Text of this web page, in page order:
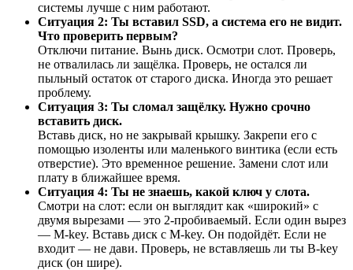
системы лучше с ним работают.
Ситуация 2: Ты вставил SSD, а система его не видит.
Что проверить первым?
Отключи питание. Вынь диск. Осмотри слот. Проверь,
не отвалилась ли защёлка. Проверь, не остался ли
пыльный остаток от старого диска. Иногда это решает
проблему.
Ситуация 3: Ты сломал защёлку. Нужно срочно
вставить диск.
Вставь диск, но не закрывай крышку. Закрепи его с
помощью изоленты или маленького винтика (если есть
отверстие). Это временное решение. Замени слот или
плату в ближайшее время.
Ситуация 4: Ты не знаешь, какой ключ у слота.
Смотри на слот: если он выглядит как «широкий» с
двумя вырезами — это 2-пробиваемый. Если один вырез
— M-key. Вставь диск с M-key. Он подойдёт. Если не
входит — не дави. Проверь, не вставляешь ли ты B-key
диск (он шире).